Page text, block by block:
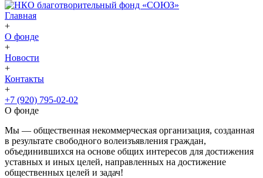
Главная
+
О фонде
+
Новости
+
Контакты
+
+7 (920) 795-02-02
О фонде
Мы — общественная некоммерческая организация, созданная
в результате свободного волеизъявления граждан,
объединившихся на основе общих интересов для достижения
уставных и иных целей, направленных на достижение
общественных целей и задач!